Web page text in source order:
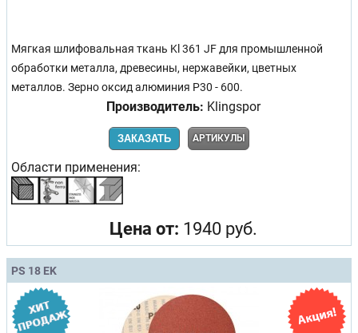
Мягкая шлифовальная ткань Kl 361 JF для промышленной
обработки металла, древесины, нержавейки, цветных
металлов. Зерно оксид алюминия Р30 - 600.
Производитель: Klingspor
ЗАКАЗАТЬ АРТИКУЛЫ
Области применения:
Цена от: 1940 руб.
PS 18 EK